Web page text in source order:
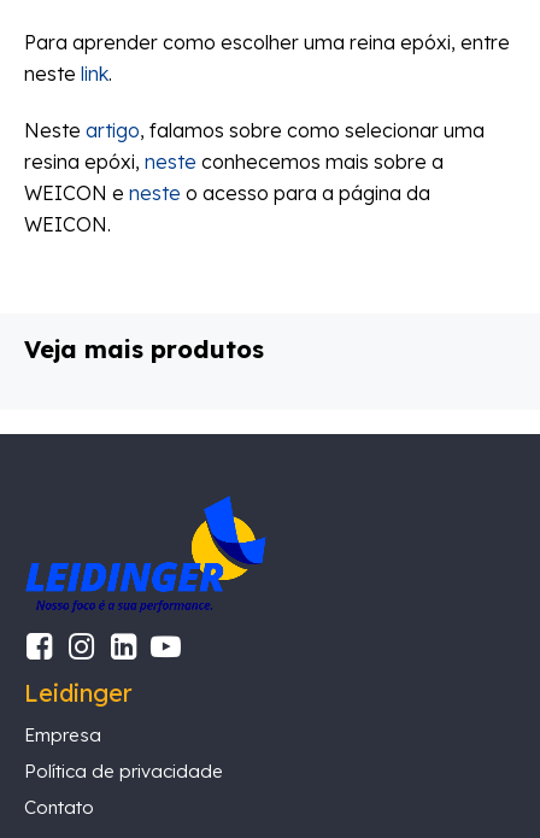
Para aprender como escolher uma reina epóxi, entre
neste link.
Neste artigo, falamos sobre como selecionar uma
resina epóxi, neste conhecemos mais sobre a
WEICON e neste o acesso para a página da
WEICON.
Veja mais produtos
Leidinger
Empresa
Política de privacidade
Contato